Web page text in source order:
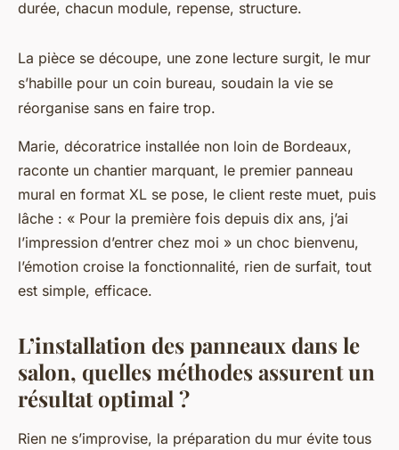
durée, chacun module, repense, structure.
La pièce se découpe, une zone lecture surgit, le mur
s’habille pour un coin bureau, soudain la vie se
réorganise sans en faire trop.
Marie, décoratrice installée non loin de Bordeaux,
raconte un chantier marquant, le premier panneau
mural en format XL se pose, le client reste muet, puis
lâche : « Pour la première fois depuis dix ans, j’ai
l’impression d’entrer chez moi » un choc bienvenu,
l’émotion croise la fonctionnalité, rien de surfait, tout
est simple, efficace.
L’installation des panneaux dans le
salon, quelles méthodes assurent un
résultat optimal ?
Rien ne s’improvise, la préparation du mur évite tous